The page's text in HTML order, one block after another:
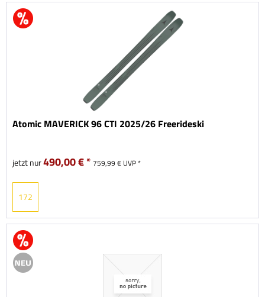
Atomic MAVERICK 96 CTI 2025/26 Freerideski
jetzt nur490,00 € * 759,99 € UVP *
172